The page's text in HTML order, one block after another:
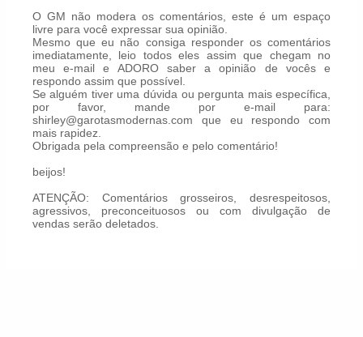
O GM não modera os comentários, este é um espaço
livre para você expressar sua opinião.
Mesmo que eu não consiga responder os comentários
imediatamente, leio todos eles assim que chegam no
meu e-mail e ADORO saber a opinião de vocês e
respondo assim que possível.
Se alguém tiver uma dúvida ou pergunta mais específica,
por favor, mande por e-mail para:
shirley@garotasmodernas.com que eu respondo com
mais rapidez.
Obrigada pela compreensão e pelo comentário!
beijos!
ATENÇÃO: Comentários grosseiros, desrespeitosos,
agressivos, preconceituosos ou com divulgação de
vendas serão deletados.